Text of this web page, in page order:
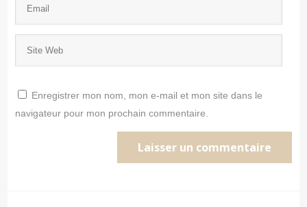
Enregistrer mon nom, mon e-mail et mon site dans le
navigateur pour mon prochain commentaire.